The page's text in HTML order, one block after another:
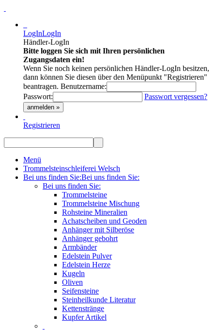
LogInLogIn
Händler-LogIn
Bitte loggen Sie sich mit Ihren persönlichen
Zugangsdaten ein!
Wenn Sie noch keinen persönlichen Händler-LogIn besitzen,
dann können Sie diesen über den Menüpunkt "Registrieren"
beantragen. Benutzername:
Passwort:
Passwort vergessen?
anmelden »
Registrieren
Menü
Trommelsteinschleiferei Welsch
Bei uns finden Sie:Bei uns finden Sie:
Bei uns finden Sie:
Trommelsteine
Trommelsteine Mischung
Rohsteine Mineralien
Achatscheiben und Geoden
Anhänger mit Silberöse
Anhänger gebohrt
Armbänder
Edelstein Pulver
Edelstein Herze
Kugeln
Oliven
Seifensteine
Steinheilkunde Literatur
Kettenstränge
Kupfer Artikel